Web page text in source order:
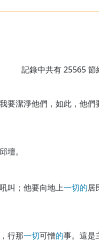
記錄中共有25565節
要潔淨他們，如此，他們
邱壇。
叫；他要向地上一切的居
行那一切可憎的事。這是